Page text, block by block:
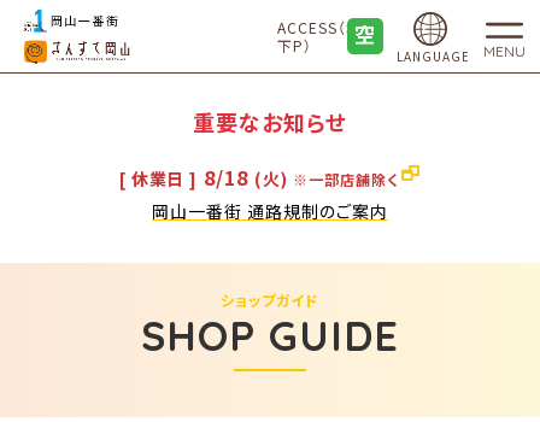
ACCESS（地
下P）
LANGUAGE MENU
重要なお知らせ
[ 休業日 ] 8/18 (火) ※一部店舗除く
岡山一番街 通路規制のご案内
SHOP GUIDE
ショップガイド